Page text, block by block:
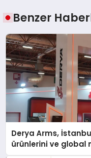
Benzer
Derya Arms,
ürünlerini ve global